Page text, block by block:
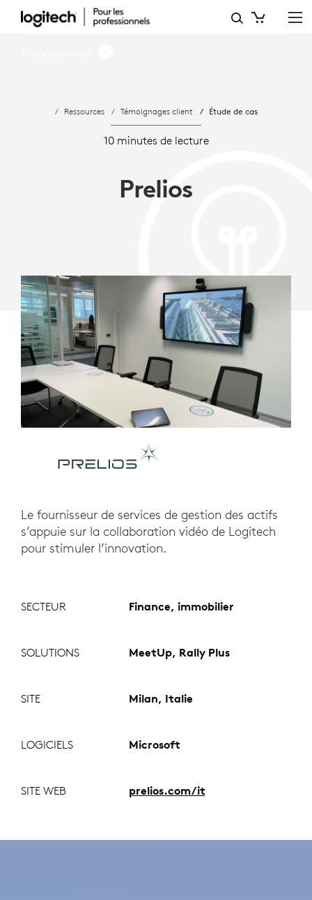
ÉTUDE
PRELIOS
Ressources Témoignages client Étude de cas
10 minutes de lecture
Prelios
Le fournisseur de services de gestion des actifs
s’appuie sur la collaboration vidéo de Logitech
pour stimuler l’innovation.
SECTEUR Finance, immobilier
SOLUTIONS MeetUp, Rally Plus
SITE Milan, Italie
LOGICIELS Microsoft
SITE WEB prelios.com/it